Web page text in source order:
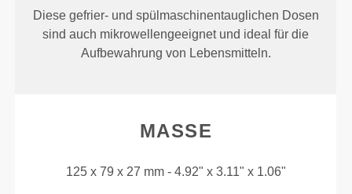
Diese gefrier- und spülmaschinentauglichen Dosen
sind auch mikrowellengeeignet und ideal für die
Aufbewahrung von Lebensmitteln.
MASSE
125 x 79 x 27 mm - 4.92" x 3.11" x 1.06"